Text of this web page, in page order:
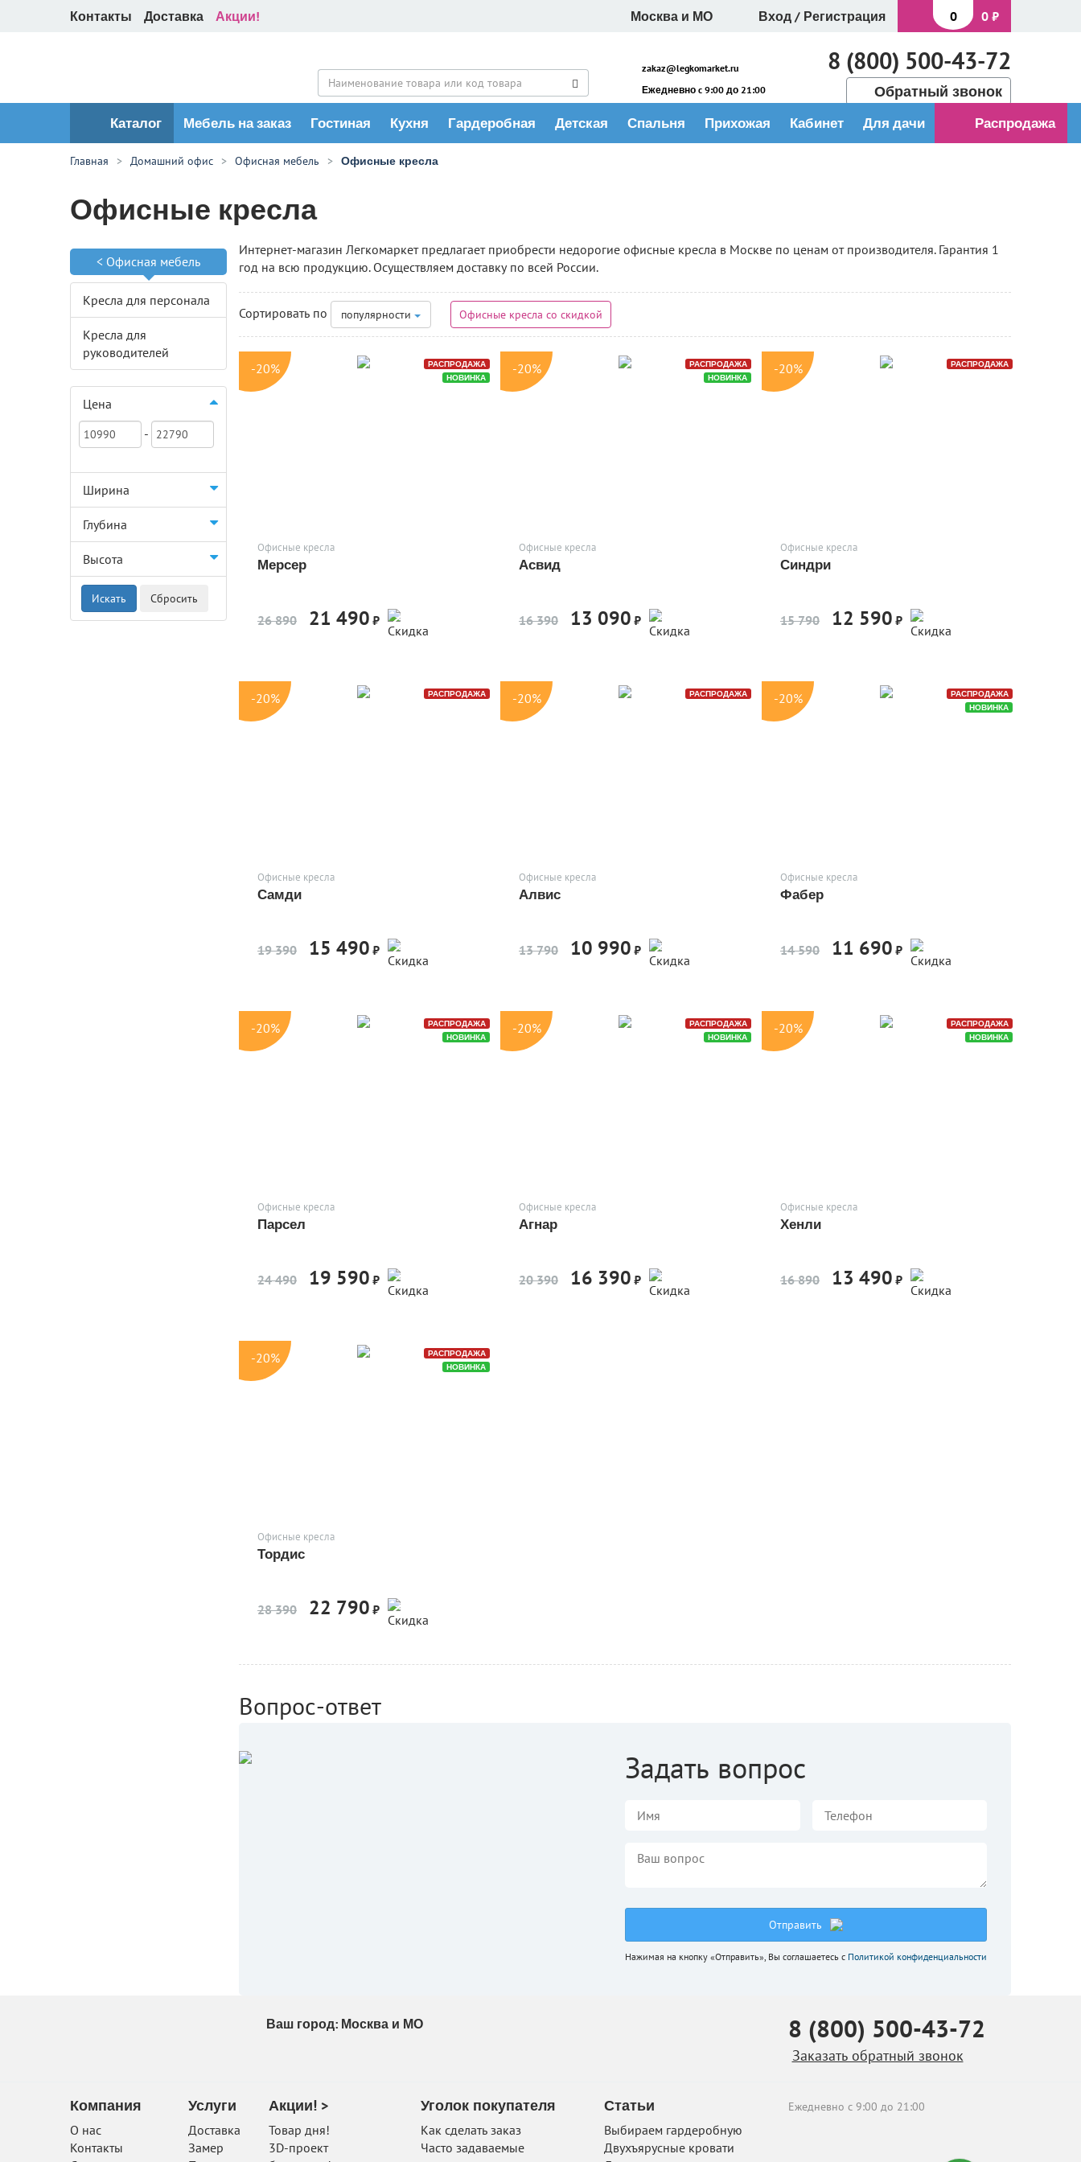
Контакты Доставка Акции! 0 0 ₽
Вход / Регистрация
Москва и МО
zakaz@legkomarket.ru
Ежедневно c 9:00 до 21:00
8 (800) 500-43-72
Обратный звонок
Каталог Мебель на заказ Гостиная Кухня Гардеробная Детская Спальня Прихожая Кабинет Для дачи Распродажа
Главная Домашний офис Офисная мебель Офисные кресла
Офисные кресла
< Офисная мебель
Кресла для персонала
Кресла для
руководителей
Цена
-
Ширина
Глубина
Высота
Интернет-магазин Легкомаркет предлагает приобрести недорогие офисные кресла в Москве по ценам от производителя. Гарантия 1
год на всю продукцию. Осуществляем доставку по всей России.
Сортировать по популярности Офисные кресла со скидкой
-20%
РАСПРОДАЖА
НОВИНКА
Офисные кресла
Мерсер
26 890 21 490 ₽ -20%
-20%
РАСПРОДАЖА
НОВИНКА
Офисные кресла
Асвид
16 390 13 090 ₽ -20%
-20% РАСПРОДАЖА
Офисные кресла
Синдри
15 790 12 590 ₽ -20%
-20% РАСПРОДАЖА
Офисные кресла
Самди
19 390 15 490 ₽ -20%
-20% РАСПРОДАЖА
Офисные кресла
Алвис
13 790 10 990 ₽ -20%
-20%
РАСПРОДАЖА
НОВИНКА
Офисные кресла
Фабер
14 590 11 690 ₽ -20%
-20%
РАСПРОДАЖА
НОВИНКА
Офисные кресла
Парсел
24 490 19 590 ₽ -20%
-20%
РАСПРОДАЖА
НОВИНКА
Офисные кресла
Агнар
20 390 16 390 ₽ -20%
-20%
РАСПРОДАЖА
НОВИНКА
Офисные кресла
Хенли
16 890 13 490 ₽ -20%
-20%
РАСПРОДАЖА
НОВИНКА
Офисные кресла
Тордис
28 390 22 790 ₽ -20%
Вопрос-ответ
Задать вопрос
Отправить
Нажимая на кнопку «Отправить», Вы соглашаетесь с Политикой конфиденциальности
Ваш город: Москва и МО 8 (800) 500-43-72
Заказать обратный звонок
Компания
О нас
Контакты
Услуги
Доставка
Замер
Акции! >
Товар дня!
3D-проект
Уголок покупателя
Как сделать заказ
Часто задаваемые
Статьи
Выбираем гардеробную
Двухъярусные кровати
Ежедневно c 9:00 до 21:00